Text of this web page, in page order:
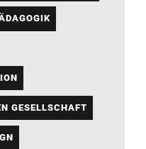
GESELLSCHAFT